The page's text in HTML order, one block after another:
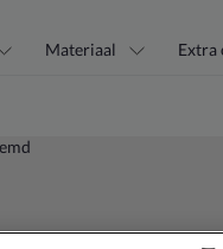
Materiaal Extra